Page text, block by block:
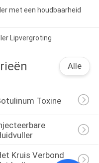
met een houdbaarheid
Lipvergroting
Alle
Toxine
Kruis Verbond